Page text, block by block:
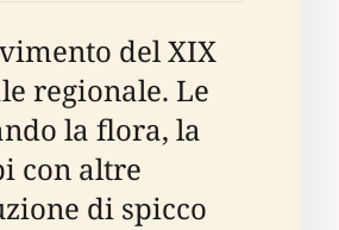
del XIX
regionale. Le
la flora, la
con altre
di spicco